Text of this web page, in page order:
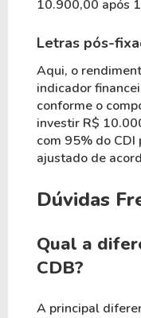
10.900,00 após
Letras pós-
Aqui, o
indicador
conforme o
investir R$
com 95% do CDI
ajustado de
Dúvidas
Qual a
CDB?
A principal